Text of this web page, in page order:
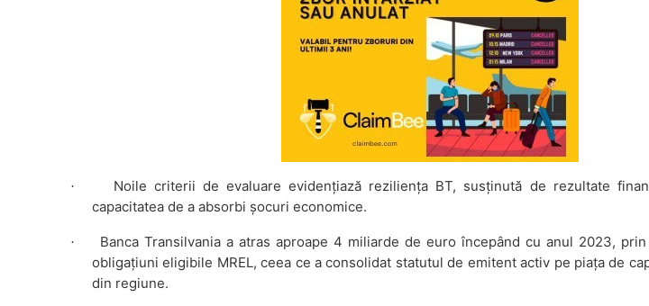
·
Noile criterii de evaluare evidențiază reziliența BT, susținută de rezultate
capacitatea de a absorbi șocuri economice.
·
Banca Transilvania a atras aproape 4 miliarde de euro începând cu anul 2023,
obligațiuni eligibile MREL, ceea ce a consolidat statutul de emitent activ pe piața de
din regiune.